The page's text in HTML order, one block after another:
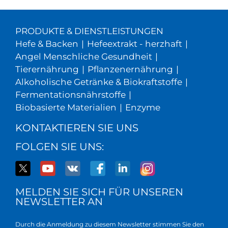
PRODUKTE & DIENSTLEISTUNGEN
Hefe & Backen | Hefeextrakt - herzhaft |
Angel Menschliche Gesundheit |
Tierernährung | Pflanzenernährung |
Alkoholische Getränke & Biokraftstoffe |
Fermentationsnährstoffe |
Biobasierte Materialien | Enzyme
KONTAKTIEREN SIE UNS
FOLGEN SIE UNS:
MELDEN SIE SICH FÜR UNSEREN
NEWSLETTER AN
Durch die Anmeldung zu diesem Newsletter stimmen Sie den